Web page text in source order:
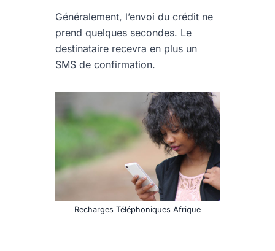
Généralement, l’envoi du crédit ne
prend quelques secondes. Le
destinataire recevra en plus un
SMS de confirmation.
Recharges Téléphoniques Afrique